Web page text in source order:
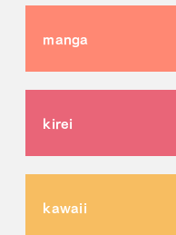
manga
kirei
kawaii